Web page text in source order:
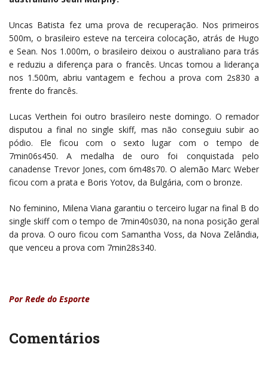
Uncas Batista fez uma prova de recuperação. Nos primeiros
500m, o brasileiro esteve na terceira colocação, atrás de Hugo
e Sean. Nos 1.000m, o brasileiro deixou o australiano para trás
e reduziu a diferença para o francês. Uncas tomou a liderança
nos 1.500m, abriu vantagem e fechou a prova com 2s830 a
frente do francês.
Lucas Verthein foi outro brasileiro neste domingo. O remador
disputou a final no single skiff, mas não conseguiu subir ao
pódio. Ele ficou com o sexto lugar com o tempo de
7min06s450. A medalha de ouro foi conquistada pelo
canadense Trevor Jones, com 6m48s70. O alemão Marc Weber
ficou com a prata e Boris Yotov, da Bulgária, com o bronze.
No feminino, Milena Viana garantiu o terceiro lugar na final B do
single skiff com o tempo de 7min40s030, na nona posição geral
da prova. O ouro ficou com Samantha Voss, da Nova Zelândia,
que venceu a prova com 7min28s340.
Por Rede do Esporte
Comentários